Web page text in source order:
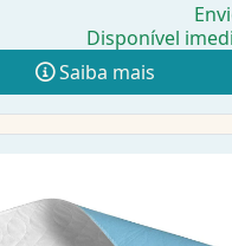
Disponível
Saiba mais